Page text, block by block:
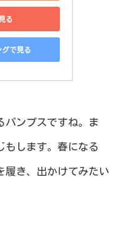
る
グで見る
パンプスですね。ま
もします。春になる
履き、出かけてみたい